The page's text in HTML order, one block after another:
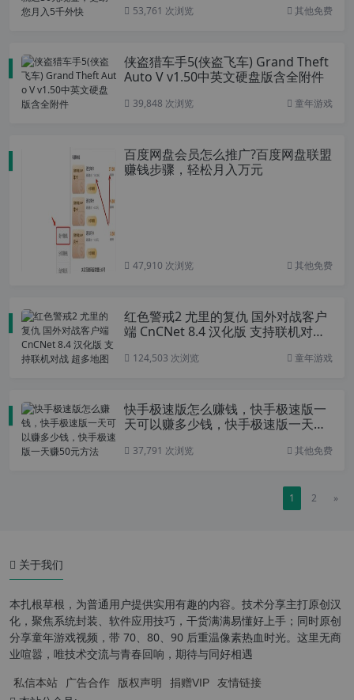
53,761 次浏览 其他免费
侠盗猎车手5(侠盗飞车) Grand Theft
Auto V v1.50中英文硬盘版含全附件
39,848 次浏览 童年游戏
百度网盘会员怎么推广?百度网盘联盟
赚钱步骤，轻松月入万元
47,910 次浏览 其他免费
红色警戒2 尤里的复仇 国外对战客户
端 CnCNet 8.4 汉化版 支持联机对战
124,503 次浏览 童年游戏
快手极速版怎么赚钱，快手极速版一
天可以赚多少钱，快手极速版一天赚
37,791 次浏览 其他免费
1 2 »
关于我们
本扎根草根，为普通用户提供实用有趣的内容。技术分享主打原创汉
化，聚焦系统封装、软件应用技巧，干货满满易懂好上手；同时原创
分享童年游戏视频，带 70、80、90 后重温像素热血时光。这里无商
业喧嚣，唯技术交流与青春回响，期待与同好相遇
私信本站 广告合作 版权声明 捐赠VIP 友情链接